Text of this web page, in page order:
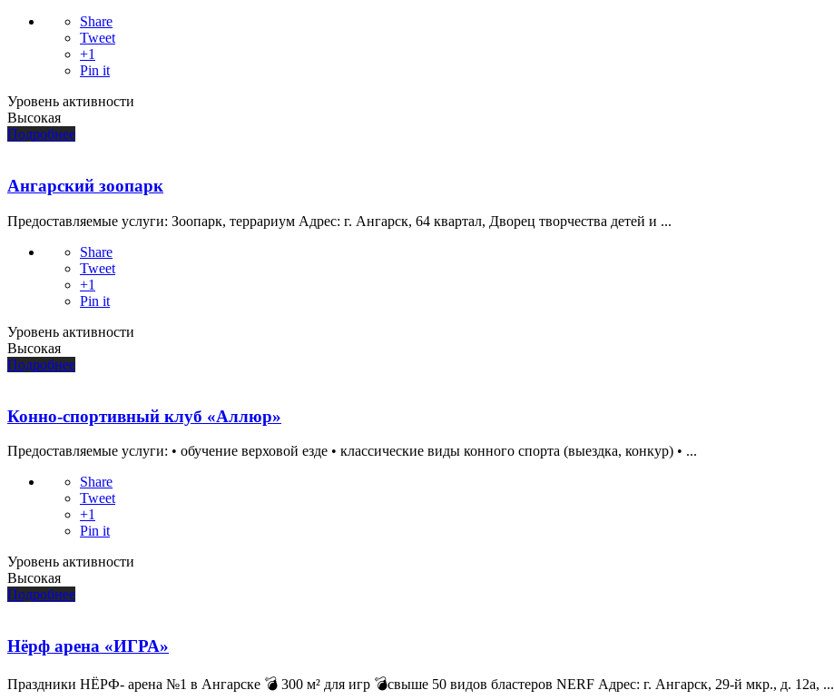
Share
Tweet
+1
Pin it
Уровень активности
Высокая
Подробнее
Ангарский зоопарк
Предоставляемые услуги: Зоопарк, террариум Адрес: г. Ангарск, 64 квартал, Дворец творчества детей и ...
Share
Tweet
+1
Pin it
Уровень активности
Высокая
Подробнее
Конно-спортивный клуб «Аллюр»
Предоставляемые услуги: • обучение верховой езде • классические виды конного спорта (выездка, конкур) • ...
Share
Tweet
+1
Pin it
Уровень активности
Высокая
Подробнее
Нёрф арена «ИГРА»
Праздники НЁРФ- арена №1 в Ангарске 💣 300 м² для игр 💣свыше 50 видов бластеров NERF Адрес: г. Ангарск, 29-й мкр., д. 12а, ...